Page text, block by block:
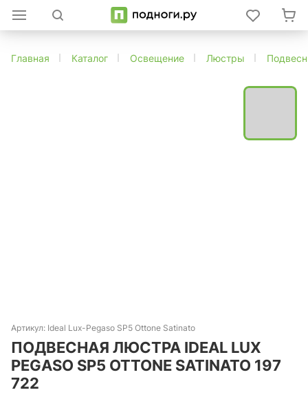
Главная Каталог Освещение Люстры
Артикул: Ideal Lux-Pegaso SP5 Ottone Satinato
ПОДВЕСНАЯ ЛЮСТРА IDEAL LUX
PEGASO SP5 OTTONE SATINATO 197
722